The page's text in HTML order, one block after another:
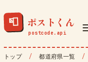
📮 ポストくん
トップ 都道府県一覧